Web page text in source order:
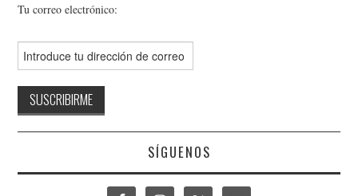
Tu correo electrónico:
SÍGUENOS